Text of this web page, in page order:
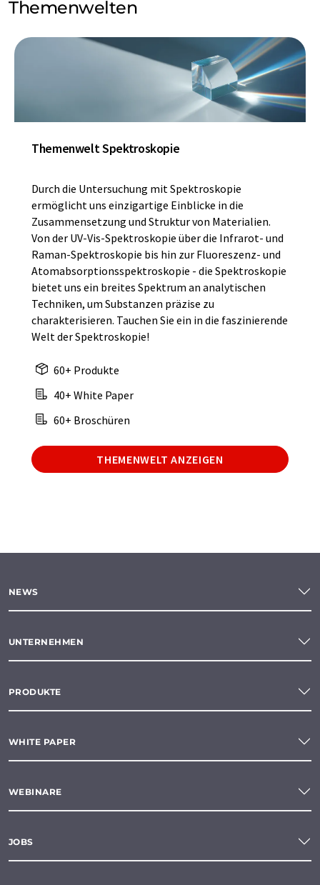
Themenwelten
Themenwelt Spektroskopie
Durch die Untersuchung mit Spektroskopie
ermöglicht uns einzigartige Einblicke in die
Zusammensetzung und Struktur von Materialien.
Von der UV-Vis-Spektroskopie über die Infrarot- und
Raman-Spektroskopie bis hin zur Fluoreszenz- und
Atomabsorptionsspektroskopie - die Spektroskopie
bietet uns ein breites Spektrum an analytischen
Techniken, um Substanzen präzise zu
charakterisieren. Tauchen Sie ein in die faszinierende
Welt der Spektroskopie!
60+ Produkte
40+ White Paper
60+ Broschüren
THEMENWELT ANZEIGEN
NEWS
UNTERNEHMEN
PRODUKTE
WHITE PAPER
WEBINARE
JOBS